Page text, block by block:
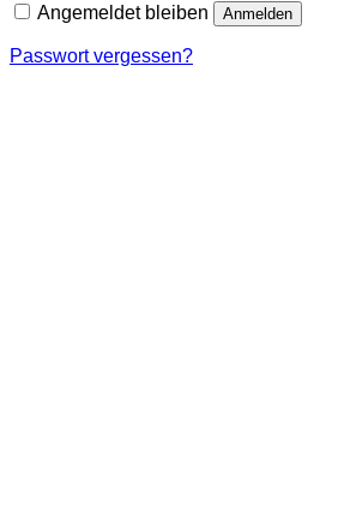
Angemeldet bleiben Anmelden
Passwort vergessen?